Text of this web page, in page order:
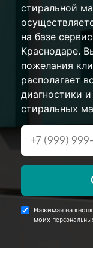
стиральной
на базе
Краснодаре.
пожелания
располагает
диагностики
стиральных
Нажимая на
моих